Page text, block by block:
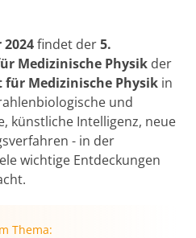
2024findet der5.
Medizinische Physik der
für Medizinische Physik in
und
künstliche Intelligenz, neue
- in der
wichtige Entdeckungen
Thema: